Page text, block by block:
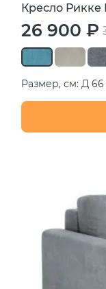
Кресло Рикке
26 900 ₽
Размер, см: Д